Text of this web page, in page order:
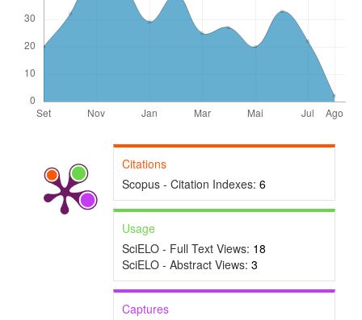
Citations
Scopus - Citation Indexes: 6
Usage
SciELO - Full Text Views: 18
SciELO - Abstract Views: 3
Captures